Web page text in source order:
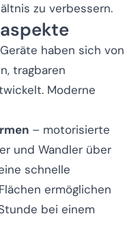
zu verbessern.
haben sich von
tragbaren
Moderne
– motorisierte
und Wandler über
schnelle
ermöglichen
bei einem